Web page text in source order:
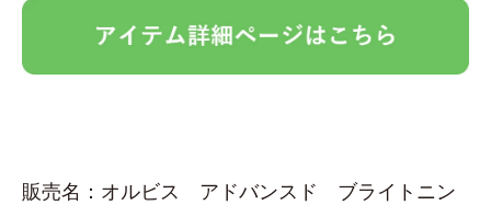
販売名：オルビス アドバンスド ブライトニン